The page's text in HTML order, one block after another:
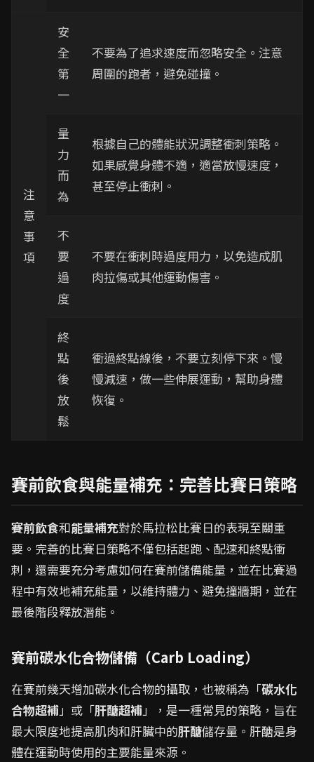
注
意
事
項
安
全
第
一
不要為了追求速度而忽略安全。注意
周圍的跑者，避免碰撞。
量
力
而
為
根據自己的體能狀況調整衝刺策略。
如果感覺身體不適，適當放慢速度，
甚至停止衝刺。
不
要
過
度
不要在衝刺時過度用力，以免造成肌
肉拉傷或其他運動傷害。
終
點
後
放
鬆
衝過終點線後，不要立刻停下來。慢
慢減速，做一些伸展運動，幫助身體
恢復。
賽前飲食與能量補充：完善比賽日策略
賽前飲食和能量補充對於馬拉松比賽日的表現至關重
要。完善的比賽日策略不僅包括起跑、配速和終點衝
刺，還需要充分考慮如何在賽前儲備能量，並在比賽過
程中有效地補充能量，以維持體力、避免撞牆期，並在
最後階段釋放潛能。
賽前碳水化合物儲備（Carb Loading）
在賽前幾天增加碳水化合物的攝取，也被稱為「碳水化
合物超補」或「肝醣超補」，是一種常見的策略，旨在
最大限度地提高肌肉和肝臟中的肝醣儲存量。肝醣是身
體在運動時使用的主要能量來源。